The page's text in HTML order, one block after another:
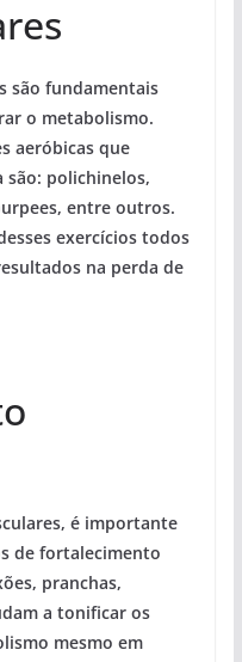
são fundamentais
o metabolismo.
aeróbicas que
são: polichinelos,
entre outros.
exercícios todos
na perda de
é importante
de fortalecimento
pranchas,
a tonificar os
mesmo em